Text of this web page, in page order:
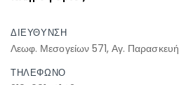
ΔΙΕΥΘΥΝΣΗ
Λεωφ. Μεσογείων 571, Αγ. Παρασκευή
ΤΗΛΕΦΩΝΟ